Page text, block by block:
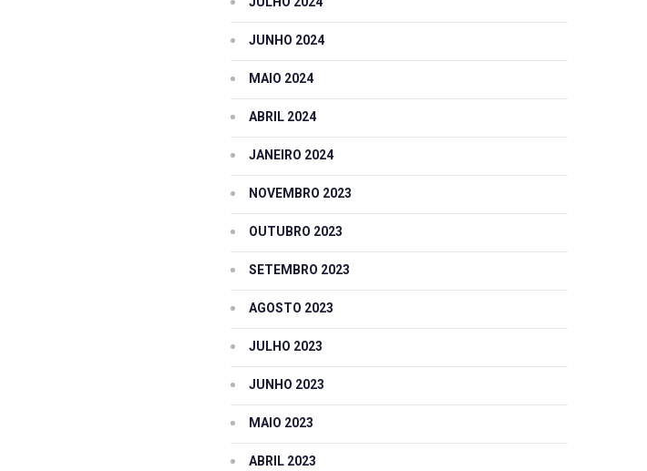
JUNHO 2024
MAIO 2024
ABRIL 2024
JANEIRO 2024
NOVEMBRO 2023
OUTUBRO 2023
SETEMBRO 2023
AGOSTO 2023
JULHO 2023
JUNHO 2023
MAIO 2023
ABRIL 2023